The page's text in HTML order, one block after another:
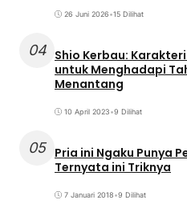
26 Juni 2026•15 Dilihat
04 Shio Kerbau:
untuk Menghadapi
Menantang
10 April 2023•9 Dilihat
05 Pria ini Ngaku Punya
Ternyata ini Triknya
7 Januari 2018•9 Dilihat